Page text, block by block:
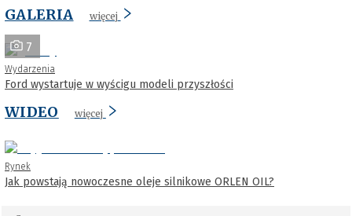
GALERIA więcej
7
Wydarzenia
Ford wystartuje w wyścigu modeli przyszłości
WIDEO więcej
Rynek
Jak powstają nowoczesne oleje silnikowe ORLEN OIL?